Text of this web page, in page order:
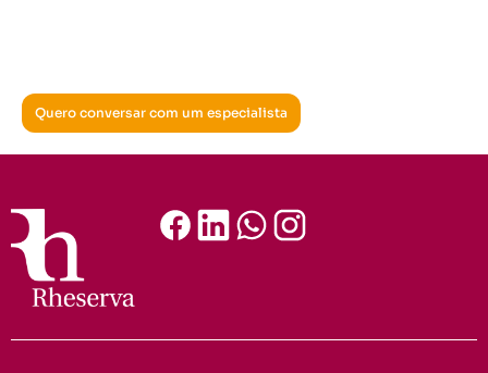
Quero conversar com um especialista